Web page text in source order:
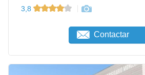
3,8
Contactar